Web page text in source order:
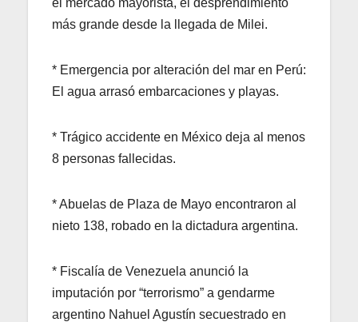
más grande desde la llegada de Milei.
* Emergencia por alteración del mar en Perú:
El agua arrasó embarcaciones y playas.
* Trágico accidente en México deja al menos
8 personas fallecidas.
* Abuelas de Plaza de Mayo encontraron al
nieto 138, robado en la dictadura argentina.
* Fiscalía de Venezuela anunció la
imputación por “terrorismo” a gendarme
argentino Nahuel Agustín secuestrado en